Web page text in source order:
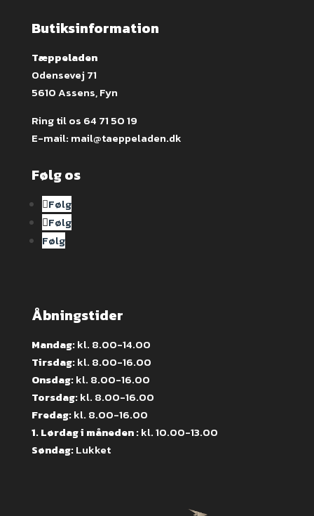
Butiksinformation
Tæppeladen
Odensevej 71
5610 Assens, Fyn
Ring til os 64 71 50 19
E-mail: mail@taeppeladen.dk
Følg os
Følg
Følg
Følg
Åbningstider
Mandag:kl. 8.00-14.00
Tirsdag:kl. 8.00-16.00
Onsdag:kl. 8.00-16.00
Torsdag:kl. 8.00-16.00
Fredag:kl. 8.00-16.00
1. Lørdag i måneden :kl. 10.00-13.00
Søndag:Lukket